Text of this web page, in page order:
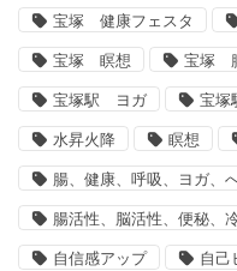
宝塚 健康フェスタ
宝塚 瞑想 宝塚
宝塚駅 ヨガ 宝
水昇火降 瞑想
腸、健康、呼吸、ヨガ、
腸活性、脳活性、便秘、
自信感アップ 自己